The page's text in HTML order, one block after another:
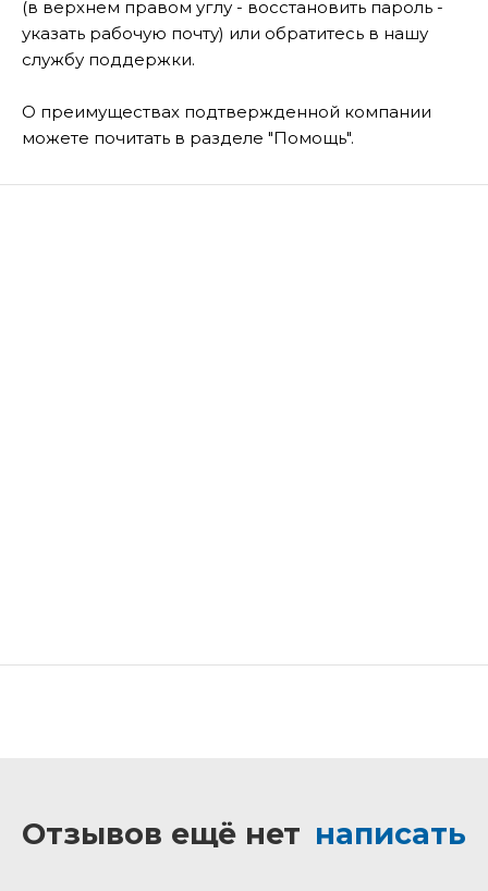
(в верхнем правом углу - восстановить пароль -
указать рабочую почту) или обратитесь в нашу
службу поддержки.
О преимуществах подтвержденной компании
можете почитать в разделе "Помощь".
Отзывов ещё нет написать